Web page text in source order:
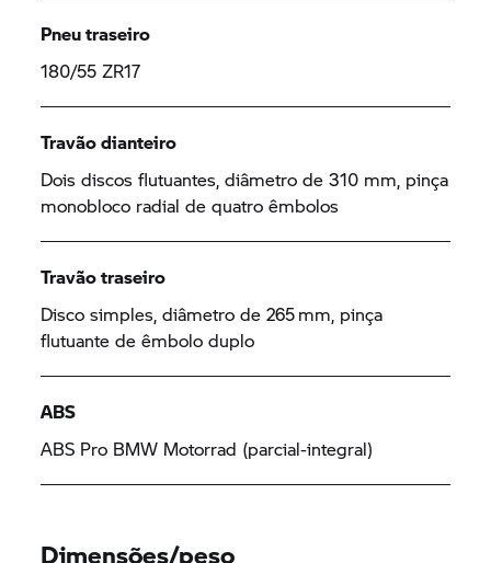
Pneu traseiro
180/55 ZR17
Travão dianteiro
Dois discos flutuantes, diâmetro de 310 mm, pinça
monobloco radial de quatro êmbolos
Travão traseiro
Disco simples, diâmetro de 265 mm, pinça
flutuante de êmbolo duplo
ABS
ABS Pro BMW Motorrad (parcial-integral)
Dimensões/peso